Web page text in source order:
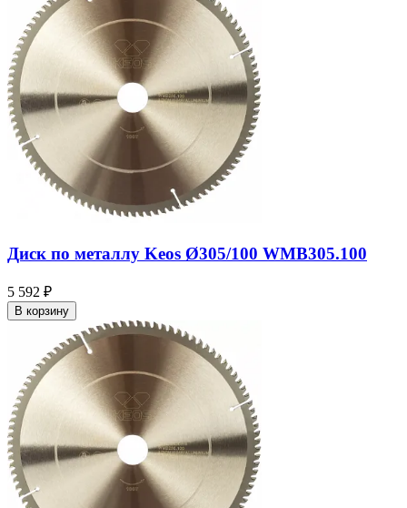
Диск по металлу Keos Ø305/100 WМB305.100
5 592 ₽
В корзину